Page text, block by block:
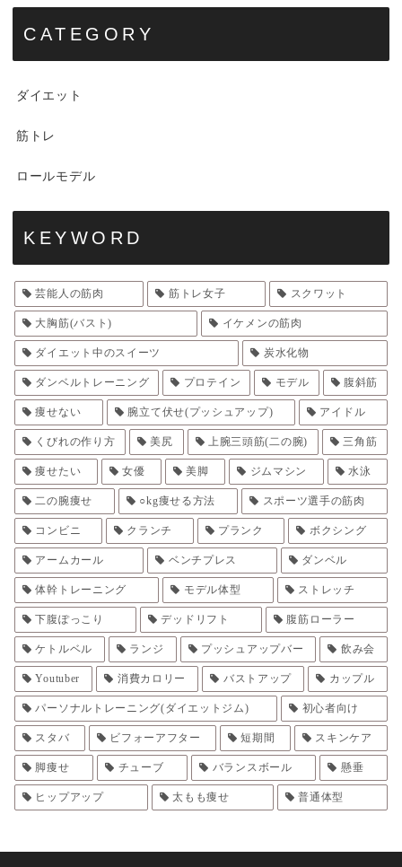
CATEGORY
ダイエット
筋トレ
ロールモデル
KEYWORD
芸能人の筋肉 筋トレ女子 スクワット
大胸筋(バスト) イケメンの筋肉
ダイエット中のスイーツ 炭水化物
ダンベルトレーニング プロテイン モデル 腹斜筋
痩せない 腕立て伏せ(プッシュアップ) アイドル
くびれの作り方 美尻 上腕三頭筋(二の腕) 三角筋
痩せたい 女優 美脚 ジムマシン 水泳
二の腕痩せ ○kg痩せる方法 スポーツ選手の筋肉
コンビニ クランチ プランク ボクシング
アームカール ベンチプレス ダンベル
体幹トレーニング モデル体型 ストレッチ
下腹ぽっこり デッドリフト 腹筋ローラー
ケトルベル ランジ プッシュアップバー 飲み会
Youtuber 消費カロリー バストアップ カップル
パーソナルトレーニング(ダイエットジム) 初心者向け
スタバ ビフォーアフター 短期間 スキンケア
脚痩せ チューブ バランスボール 懸垂
ヒップアップ 太もも痩せ 普通体型